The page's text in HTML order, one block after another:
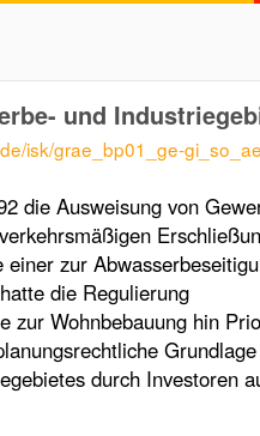
und
isk/grae_bp01_ge-
die Ausweisung von
zur
die Regulierung
zur Wohnbebauung hin
durch Investoren